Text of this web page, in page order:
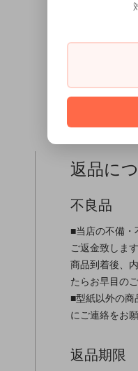
返品に
不良品
■当店の不備・
ご返金致します
商品到着後、
たらお早目の
■型紙以外の商
にご連絡をお
返品期限